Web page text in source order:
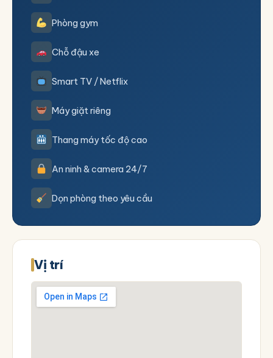
Phòng gym
Chỗ đậu xe
Smart TV / Netflix
Máy giặt riêng
Thang máy tốc độ cao
An ninh & camera 24/7
Dọn phòng theo yêu cầu
Vị trí